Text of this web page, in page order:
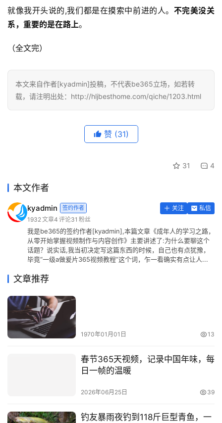
就像我开头说的,我们都是在摸索中前进的人。 不完美没关
系，重要的是在路上。
（全文完）
本文来自作者[kyadmin]投稿，不代表be365立场，如若转
载，请注明出处：http://hljbesthome.com/qiche/1203.html
赞 (31)
31 4
本文作者
kyadmin 签约作者 关注
私信
1932文章4 评论31 粉丝
我是be365的签约作者[kyadmin],本篇文章《成年人的学习之路，
从零开始掌握视频制作与内容创作》主要讲述了:为什么要聊这个
话题？说实话,我当初决定写这篇东西的时候，自己也有点犹豫，
毕竟“一级a做爰片365视频教程”这个词，乍一看确实有点让人...
文章推荐
1970年01月01日 13
春节365天视频，记录中国年味，每
日一帧的温暖
2026年06月25日 39
钓友暴雨夜钓到118斤巨型青鱼，一